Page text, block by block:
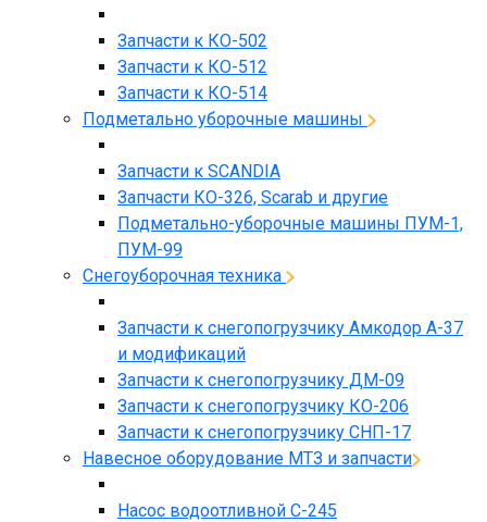
Запчасти к КО-502
Запчасти к КО-512
Запчасти к КО-514
Подметально уборочные машины
Запчасти к SCANDIA
Запчасти КО-326, Scarab и другие
Подметально-уборочные машины ПУМ-1,
ПУМ-99
Снегоуборочная техника
Запчасти к снегопогрузчику Амкодор А-37
и модификаций
Запчасти к снегопогрузчику ДМ-09
Запчасти к снегопогрузчику КО-206
Запчасти к снегопогрузчику СНП-17
Навесное оборудование МТЗ и запчасти
Насос водоотливной С-245